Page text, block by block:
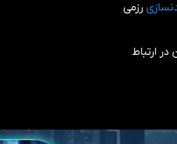
رزمی
ارتباط